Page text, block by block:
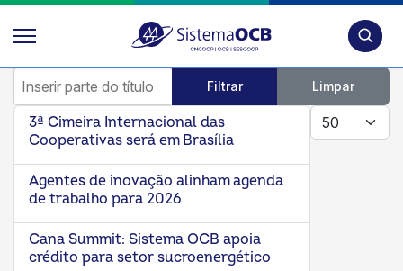
Inserir parte do título
Filtrar Limpar
Mostrar #
3ª Cimeira Internacional das
Cooperativas será em Brasília
Agentes de inovação alinham agenda
de trabalho para 2026
Cana Summit: Sistema OCB apoia
crédito para setor sucroenergético